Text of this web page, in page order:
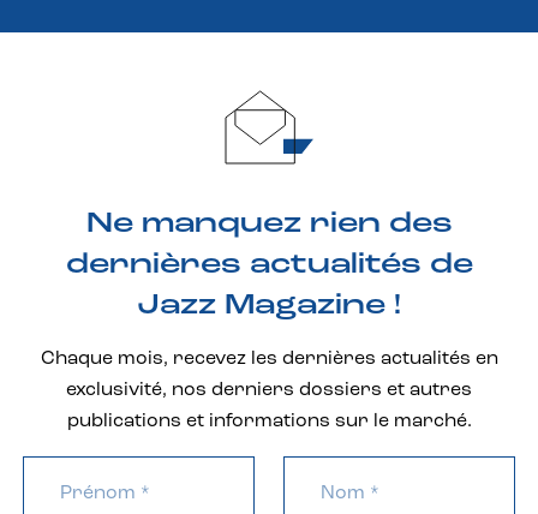
Ne manquez rien des
dernières actualités de
Jazz Magazine !
Chaque mois, recevez les dernières actualités en
exclusivité, nos derniers dossiers et autres
publications et informations sur le marché.